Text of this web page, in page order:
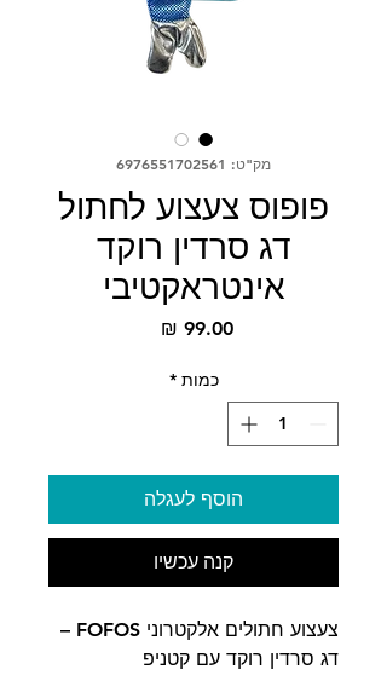
מק"ט: 6976551702561
פופוס צעצוע לחתול
דג סרדין רוקד
אינטראקטיבי
‏99.00 ‏₪
כמות *
הוסף לעגלה
קנה עכשיו
צעצוע חתולים אלקטרוני FOFOS –
דג סרדין רוקד עם קטניפ